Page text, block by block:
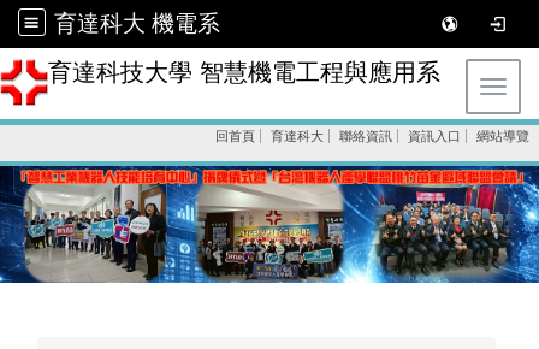
育達科大 機電系
育達科技大學 智慧機電工程與應用系
回首頁 育達科大 聯絡資訊 資訊入口 網站導覽